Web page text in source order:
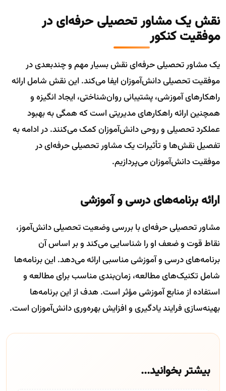
نقش یک مشاور تحصیلی حرفه‌ای در
موفقیت کنکور
یک مشاور تحصیلی حرفه‌ای نقش بسیار مهم و چندبعدی در
موفقیت تحصیلی دانش‌آموزان ایفا می‌کند. این نقش شامل ارائه
راهکارهای آموزشی، پشتیبانی روان‌شناختی، ایجاد انگیزه و
همچنین ارائه راهکارهای مدیریتی است که همگی به بهبود
عملکرد تحصیلی و روحی دانش‌آموزان کمک می‌کنند. در ادامه به
تفصیل نقش‌ها و تأثیرات یک مشاور تحصیلی حرفه‌ای در
موفقیت دانش‌آموزان می‌پردازیم.
ارائه برنامه‌های درسی و آموزشی
مشاور تحصیلی حرفه‌ای با بررسی وضعیت تحصیلی دانش‌آموز،
نقاط قوت و ضعف او را شناسایی می‌کند و بر اساس آن
برنامه‌های درسی و آموزشی مناسبی ارائه می‌دهد. این برنامه‌ها
شامل تکنیک‌های مطالعه، زمان‌بندی مناسب برای مطالعه و
استفاده از منابع آموزشی مؤثر است. هدف از این برنامه‌ها
بهینه‌سازی فرایند یادگیری و افزایش بهره‌وری دانش‌آموزان است.
بیشتر بخوانید...